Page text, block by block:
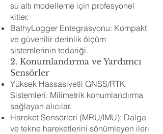
su altı modelleme için profesyonel
kitler.
BathyLogger Entegrasyonu: Kompakt
ve güvenilir derinlik ölçüm
sistemlerinin tedariği.
2. Konumlandırma ve Yardımcı
Sensörler
Yüksek Hassasiyetli GNSS/RTK
Sistemleri: Milimetrik konumlandırma
sağlayan alıcılar.
Hareket Sensörleri (MRU/IMU): Dalga
ve tekne hareketlerini sönümleyen ileri